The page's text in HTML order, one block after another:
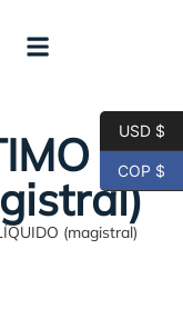
(magistral)
USD $
COP $